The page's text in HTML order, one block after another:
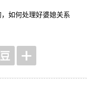
，如何处理好婆媳关系